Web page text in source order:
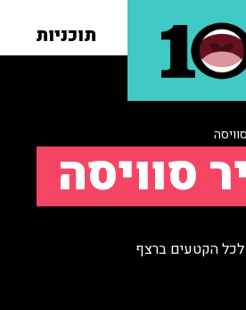
תוכניות
סוויסה
לכל הקטעים ברצף